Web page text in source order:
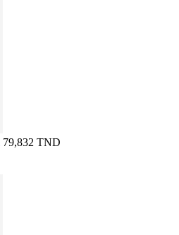
79,832 TND